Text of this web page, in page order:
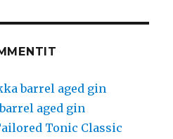
barrel aged gin
aged gin
Tonic Classic